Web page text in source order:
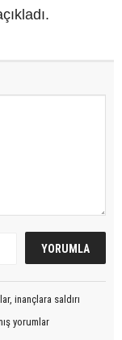
inançlara saldırı
yorumlar